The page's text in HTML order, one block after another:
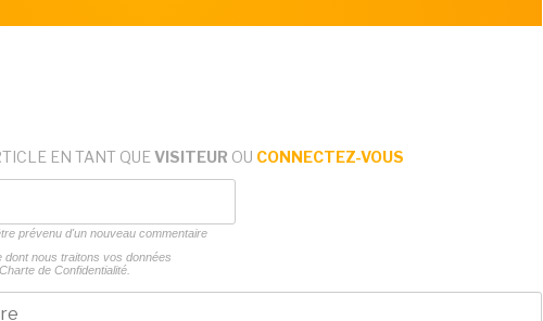
EN TANT QUE VISITEUR OU CONNECTEZ-VOUS
prévenu d'un nouveau commentaire
nous traitons vos données
Charte de Confidentialité.